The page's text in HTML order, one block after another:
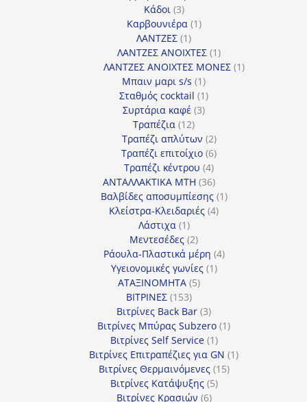
Κάδοι 33
προϊόντα
Καρβουνιέρα 11
ΛΑΝΤΖΕΣ 11
προϊόν
ΛΑΝΤΖΕΣ ΑΝΟΙΧΤΕΣ 11
προϊόν
ΛΑΝΤΖΕΣ ΑΝΟΙΧΤΕΣ ΜΟΝΕΣ 11
Μπαιν μαρι s/s 11
προϊόν
Σταθμός cocktail 11
Συρτάρια καφέ 33
Τραπέζια 1212
προϊόντα
Τραπέζι απλύτων 22
προϊόντα
Τραπέζι επιτοίχιο 66
προϊόντα
Τραπέζι κέντρου 44
προϊόντα
ΑΝΤΑΛΛΑΚΤΙΚΑ MTH 3636
προϊόντα
Βαλβίδες αποσυμπίεσης 11
Κλείστρα-Κλειδαριές 44
Λάστιχα 11
προϊόν
Μεντεσέδες 22
προϊόντα
Ράουλα-Πλαστικά μέρη 44
Υγειονομικές γωνίες 11
ΑΤΑΞΙΝΟΜΗΤΑ 55
ΒΙΤΡΙΝΕΣ 153153
προϊόντα
Βιτρίνες Back Bar 33
προϊόντα
Βιτρίνες Mπύρας Subzero 11
Βιτρίνες Self Service 11
προϊόν
Βιτρίνες Επιτραπέζιες για GN 11
Βιτρίνες Θερμαινόμενες 1515
Βιτρίνες Κατάψυξης 55
Βιτρίνες Κρασιών 66